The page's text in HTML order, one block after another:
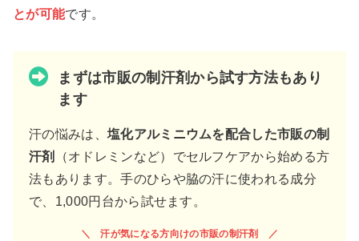
とが可能です。
まずは市販の制汗剤から試す方法もあり
ます
汗の悩みは、 塩化アルミニウムを配合した市販の制
汗剤
（オドレミンなど）でセルフケアから始める方
法もあります。手のひらや脇の汗に使われる成分
で、1,000円台から試せます。
汗が気になる方向けの市販の制汗剤